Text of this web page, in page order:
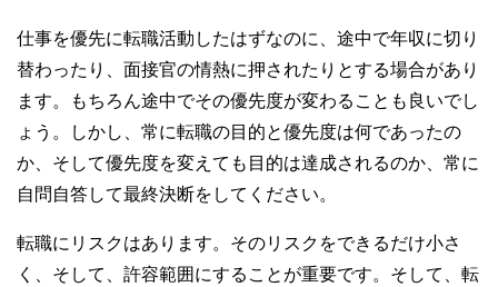
仕事を優先に転職活動したはずなのに、途中で年収に切り
替わったり、面接官の情熱に押されたりとする場合があり
ます。もちろん途中でその優先度が変わることも良いでし
ょう。しかし、常に転職の目的と優先度は何であったの
か、そして優先度を変えても目的は達成されるのか、常に
自問自答して最終決断をしてください。
転職にリスクはあります。そのリスクをできるだけ小さ
く、そして、許容範囲にすることが重要です。そして、転